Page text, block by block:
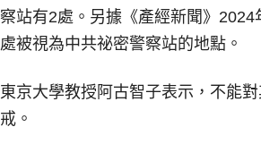
察站有2處。另據《產經新聞》
處被視為中共祕密警察站的地點。
東京大學教授阿古智子表示，不能
戒。